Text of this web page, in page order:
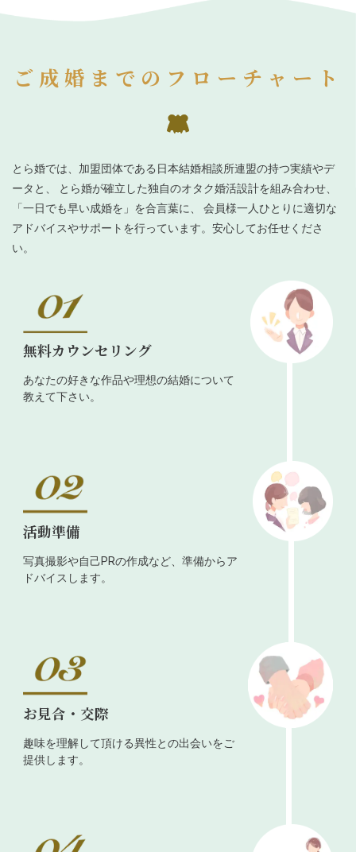
ご成婚までのフローチャート
とら婚では、加盟団体である日本結婚相談所連盟の持つ実績やデ
ータと、 とら婚が確立した独自のオタク婚活設計を組み合わせ、
「一日でも早い成婚を」を合言葉に、 会員様一人ひとりに適切な
アドバイスやサポートを行っています。安心してお任せくださ
い。
無料カウンセリング
あなたの好きな作品や理想の結婚について
教えて下さい。
活動準備
写真撮影や自己PRの作成など、準備からア
ドバイスします。
お見合・交際
趣味を理解して頂ける異性との出会いをご
提供します。